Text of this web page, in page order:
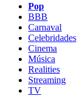
Pop
BBB
Carnaval
Celebridades
Cinema
Música
Realities
Streaming
TV